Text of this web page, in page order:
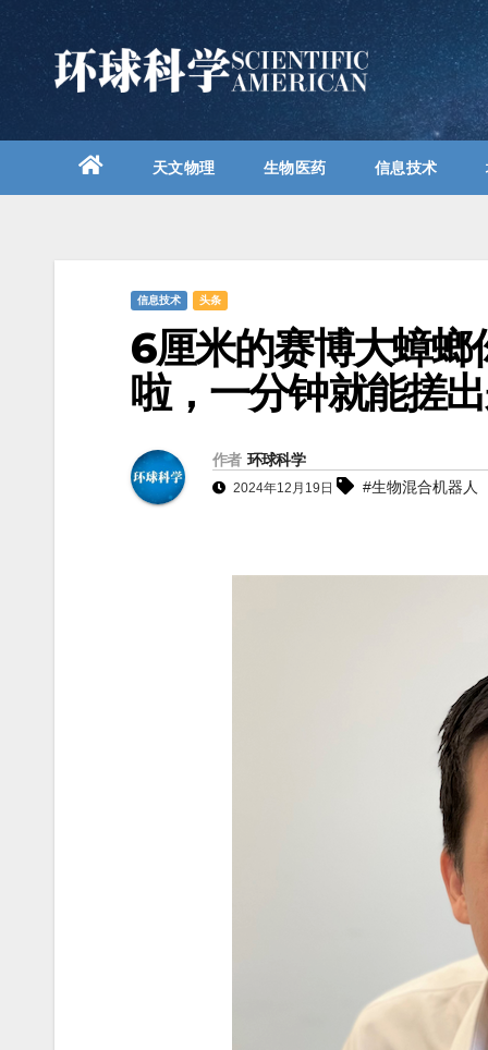
天文物理 生物医药 信息技术
信息技术 头条
6厘米的赛博大蟑螂
啦，一分钟就能搓
作者 环球科学
2024年12月19日 #生物混合机器人